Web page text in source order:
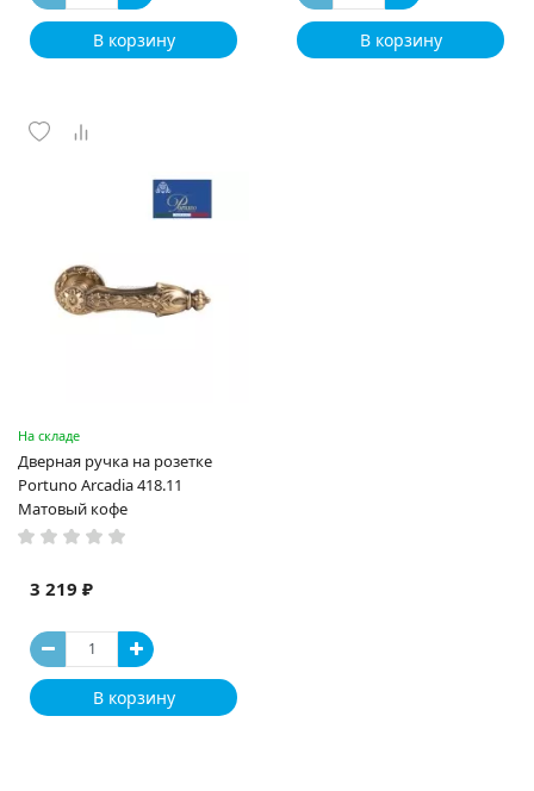
В корзину В корзину
На складе
Дверная ручка на розетке
Portuno Arcadia 418.11
Матовый кофе
3 219 ₽
В корзину